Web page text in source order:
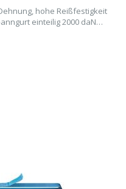
hohe Reißfestigkeit
einteilig 2000 daN